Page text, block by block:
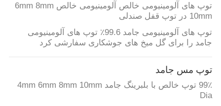
توپ های آلومینیومی خالص آلومینیومی خالص 6mm 8mm
10mm در توپ قفل صندلی
توپ های آلومینیومی جامد 99.6٪ توپ های آلومینیومی
جامد را برای گل میخ های جوشکاری سفارشی کرد
توپ مس جامد
99٪ توپ خالص با بلبرینگ جامد 4mm 6mm 8mm 10mm
Dia